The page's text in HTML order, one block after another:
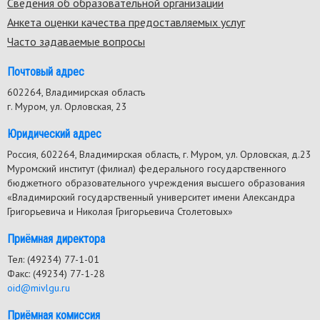
Сведения об образовательной организации
Анкета оценки качества предоставляемых услуг
Часто задаваемые вопросы
Почтовый адрес
602264, Владимирская область
г. Муром, ул. Орловская, 23
Юридический адрес
Россия, 602264, Владимирская область, г. Муром, ул. Орловская, д.23
Муромский институт (филиал) федерального государственного
бюджетного образовательного учреждения высшего образования
«Владимирский государственный университет имени Александра
Григорьевича и Николая Григорьевича Столетовых»
Приёмная директора
Тел: (49234) 77-1-01
Факс: (49234) 77-1-28
oid@mivlgu.ru
Приёмная комиссия